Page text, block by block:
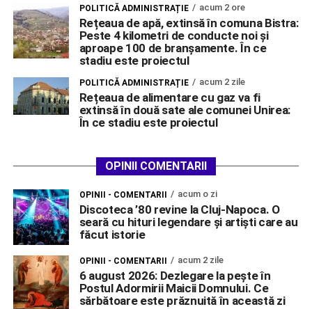
POLITICĂ ADMINISTRAȚIE acum 2 ore
Rețeaua de apă, extinsă în comuna Bistra:
Peste 4 kilometri de conducte noi și
aproape 100 de branșamente. În ce
stadiu este proiectul
POLITICĂ ADMINISTRAȚIE acum 2 zile
Rețeaua de alimentare cu gaz va fi
extinsă în două sate ale comunei Unirea:
În ce stadiu este proiectul
OPINII COMENTARII
OPINII - COMENTARII acum o zi
Discoteca ’80 revine la Cluj-Napoca. O
seară cu hituri legendare și artiști care au
făcut istorie
OPINII - COMENTARII acum 2 zile
6 august 2026: Dezlegare la pește în
Postul Adormirii Maicii Domnului. Ce
sărbătoare este prăznuită în această zi